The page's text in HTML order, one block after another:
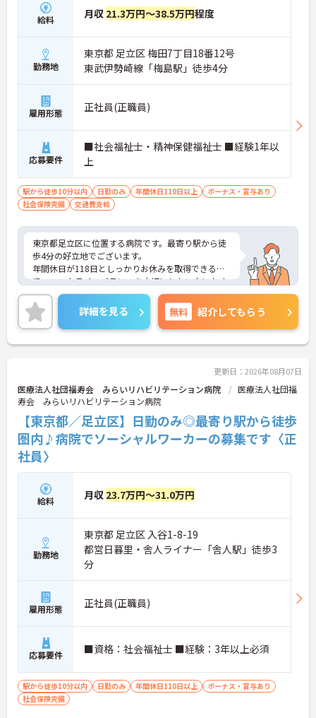
給料 月収 21.3万円～38.5万円程度
勤務地
東京都 足立区 梅田7丁目18番12号
東武伊勢崎線「梅島駅」徒歩4分
雇用形態 正社員(正職員)
応募要件
■社会福祉士・精神保健福祉士 ■経験1年以
上
駅から徒歩10分以内 日勤のみ 年間休日110日以上
ボーナス・賞与あり
社会保険完備
交通費支給
東京都足立区に位置する病院です。最寄り駅から徒
歩4分の好立地でございます。
年間休日が118日としっかりお休みを取得できるの
で、ワークライフバランスを大切にしたい方におす
すめです。
昇給や賞与制度があり頑張りが評価されてしっかり
と職員に還元されます。
ご興味のある方には、面接対策ポイントなど、さら
に詳細をお話しいたしますのでお気軽にご相談くだ
詳細を見る 無料 紹介してもらう
更新日：2026年08月07日
医療法人社団福寿会 みらいリハビリテーション病院
医療法人社団福
寿会 みらいリハビリテーション病院
【東京都／足立区】日勤のみ◎最寄り駅から徒歩
圏内♪病院でソーシャルワーカーの募集です〈正
社員〉
給料 月収 23.7万円～31.0万円
勤務地
東京都 足立区 入谷1-8-19
都営日暮里・舎人ライナー「舎人駅」徒歩3
分
雇用形態 正社員(正職員)
応募要件 ■資格：社会福祉士 ■経験：3年以上必須
駅から徒歩10分以内 日勤のみ 年間休日110日以上
ボーナス・賞与あり
社会保険完備